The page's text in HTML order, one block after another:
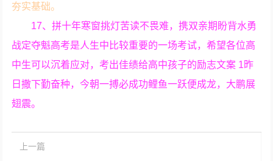
夯实基础。
17、拼十年寒窗挑灯苦读不畏难，携双亲期盼背水勇
战定夺魁高考是人生中比较重要的一场考试，希望各位高
中生可以沉着应对，考出佳绩给高中孩子的励志文案 1昨
日撒下勤奋种，今朝一搏必成功鲤鱼一跃便成龙，大鹏展
翅震。
上一篇